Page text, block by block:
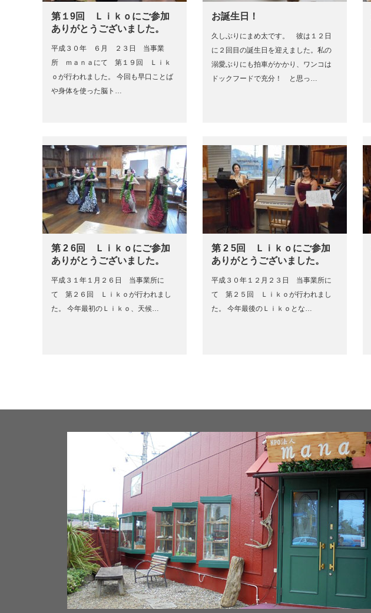
第１9回 Ｌｉｋｏにご参加
ありがとうございました。
平成３０年 ６月 ２３日 当事業
所 ｍａｎａにて 第１９回 Ｌｉｋ
ｏが行われました。 今回も早口ことば
や身体を使った脳ト…
お誕生日！
久しぶりにまめ太です。 彼は１２日
に２回目の誕生日を迎えました。私の
溺愛ぶりにも拍車がかかり、ワンコは
ドックフードで充分！ と思っ…
第 2 6回 Ｌｉｋｏにご参加
ありがとうございました。
平成３１年１月２６日 当事業所に
て 第２６回 Ｌｉｋｏが行われまし
た。 今年最初のＬｉｋｏ、天候…
第 2 5回 Ｌｉｋｏにご参加
ありがとうございました。
平成３０年１２月２３日 当事業所に
て 第２５回 Ｌｉｋｏが行われまし
た。 今年最後のＬｉｋｏとな…